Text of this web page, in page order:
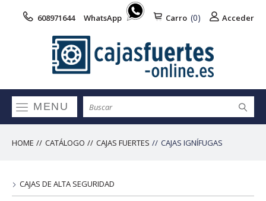
608971644 WhatsApp Carro (0) Acceder
MENU
HOME CATÁLOGO CAJAS FUERTES CAJAS IGNÍFUGAS
CAJAS DE ALTA SEGURIDAD